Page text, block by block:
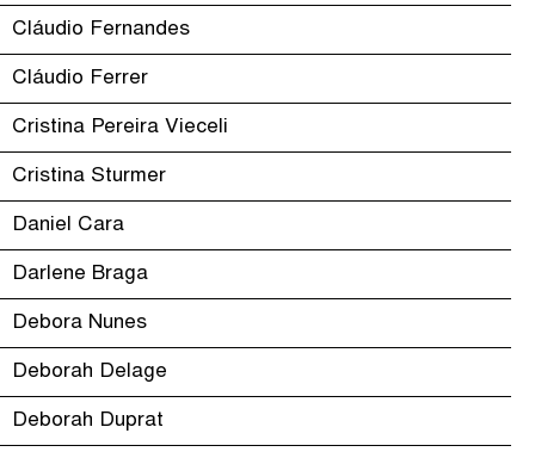
Cláudio Fernandes
Cláudio Ferrer
Cristina Pereira Vieceli
Cristina Sturmer
Daniel Cara
Darlene Braga
Debora Nunes
Deborah Delage
Deborah Duprat